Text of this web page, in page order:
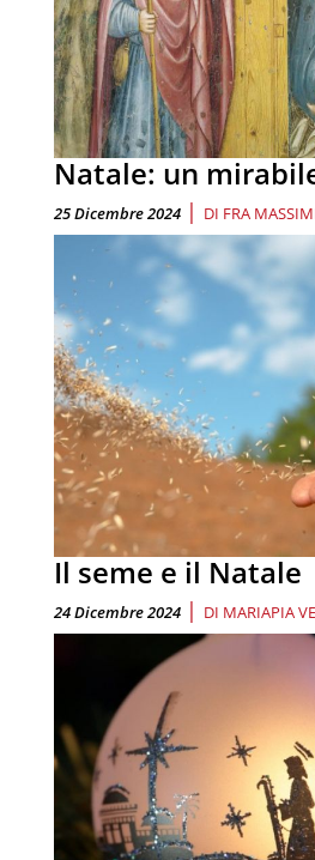
Natale: un
25 Dicembre 2024 | DI FRA
Il seme e il Natale
24 Dicembre 2024 | DI MARIAPIA